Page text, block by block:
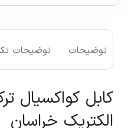
توضیحات توضیحات
الکتریک خراسان